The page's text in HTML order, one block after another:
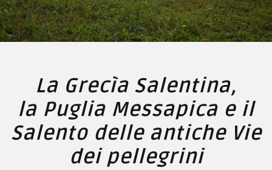
La Grecìa Salentina,
la Puglia Messapica e il
Salento delle antiche Vie
dei pellegrini